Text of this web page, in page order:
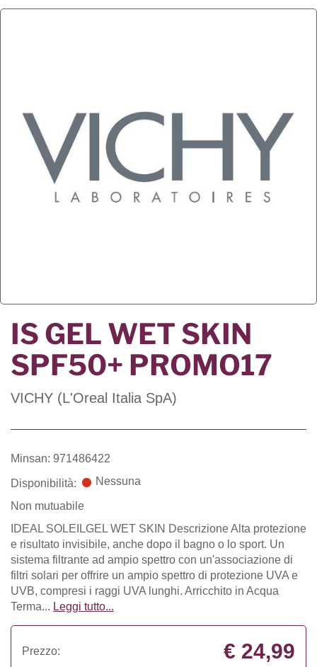
IS GEL WET SKIN
SPF50+ PROMO17
VICHY (L'Oreal Italia SpA)
Minsan: 971486422
Disponibilità: Nessuna
Non mutuabile
IDEAL SOLEILGEL WET SKIN Descrizione Alta protezione
e risultato invisibile, anche dopo il bagno o lo sport. Un
sistema filtrante ad ampio spettro con un'associazione di
filtri solari per offrire un ampio spettro di protezione UVA e
UVB, compresi i raggi UVA lunghi. Arricchito in Acqua
Terma... Leggi tutto...
Prezzo: € 24,99